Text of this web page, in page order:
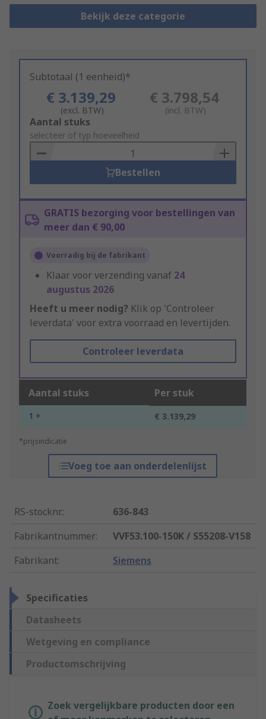
Bekijk deze categorie
Subtotaal (1 eenheid)*
€ 3.139,29
(excl. BTW)
€ 3.798,54
(incl. BTW)
Add
to
Basket
Aantal stuks
selecteer of typ hoeveelheid
Bestellen
GRATIS bezorging voor bestellingen van
meer dan € 90,00
Voorradig bij de fabrikant
Klaar voor verzending vanaf 24
augustus 2026
Heeft u meer nodig? Klik op 'Controleer
leverdata' voor extra voorraad en levertijden.
Controleer leverdata
Aantal stuks Per stuk
1 + € 3.139,29
*prijsindicatie
Voeg toe aan onderdelenlijst
RS-stocknr.:
636-843
Fabrikantnummer:
VVF53.100-150K / S55208-V158
Fabrikant: Siemens
Specificaties
Datasheets
Wetgeving en compliance
Productomschrijving
Zoek vergelijkbare producten door een